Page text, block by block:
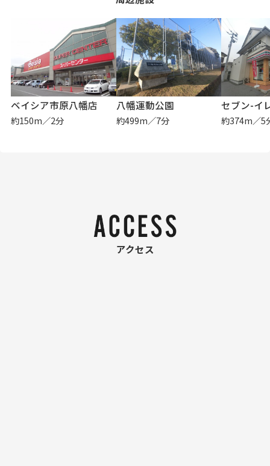
ベイシア市原八幡店
約150m／2分
八幡運動公園
約499m／7分 約374m／5
アクセス